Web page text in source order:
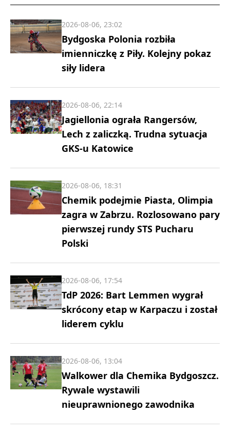
Bydgoska Polonia rozbiła
imienniczkę z Piły. Kolejny pokaz
siły lidera
2026-08-06, 23:02
Jagiellonia ograła Rangersów,
Lech z zaliczką. Trudna sytuacja
GKS-u Katowice
2026-08-06, 22:14
Chemik podejmie Piasta, Olimpia
zagra w Zabrzu. Rozlosowano pary
pierwszej rundy STS Pucharu
Polski
2026-08-06, 18:31
TdP 2026: Bart Lemmen wygrał
skrócony etap w Karpaczu i został
liderem cyklu
2026-08-06, 17:54
Walkower dla Chemika Bydgoszcz.
Rywale wystawili
nieuprawnionego zawodnika
2026-08-06, 13:04